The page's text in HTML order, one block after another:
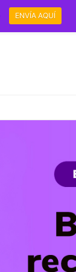
ENVÍA AQUÍ